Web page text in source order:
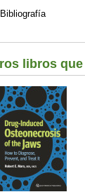
Bibliografía
libros